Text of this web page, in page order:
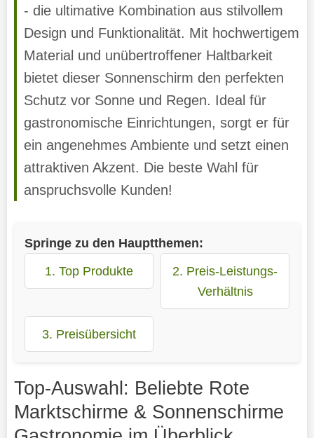
- die ultimative Kombination aus stilvollem
Design und Funktionalität. Mit hochwertigem
Material und unübertroffener Haltbarkeit
bietet dieser Sonnenschirm den perfekten
Schutz vor Sonne und Regen. Ideal für
gastronomische Einrichtungen, sorgt er für
ein angenehmes Ambiente und setzt einen
attraktiven Akzent. Die beste Wahl für
anspruchsvolle Kunden!
Springe zu den Hauptthemen:
1. Top Produkte
2. Preis-Leistungs-
Verhältnis
3. Preisübersicht
Top-Auswahl: Beliebte Rote
Marktschirme & Sonnenschirme